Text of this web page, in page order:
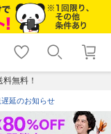
shopping_cart lock_outline
ログイン
無料！
延のお知らせ